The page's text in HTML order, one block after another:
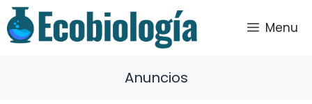
Saltar
al
contenido
Menu
Anuncios